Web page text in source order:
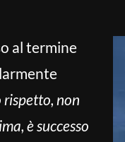
al termine
non
è successo